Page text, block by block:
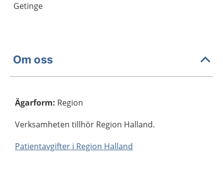
Getinge
Om oss
Ägarform: Region
Verksamheten tillhör Region Halland.
Patientavgifter i Region Halland